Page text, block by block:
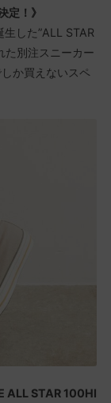
定！》
した”ALL STAR
た別注スニーカー
か買えないスペ
ALL STAR 100HI